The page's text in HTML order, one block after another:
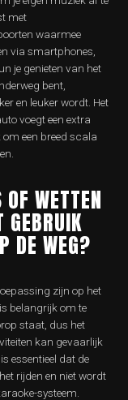
met
waarmee
via smartphones,
je genieten van het
bent,
en leuker wordt. Het
voegt een extra
een breed scala
WETTEN
GEBRUIK
DE WEG?
zijn op het
belangrijk om te
staat, dus het
kan gevaarlijk
essentieel dat de
rijden en niet wordt
systeem.